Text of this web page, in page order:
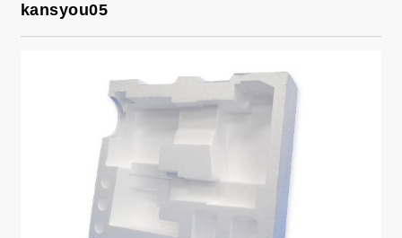
東洋コ
ルクについ
て
選ばれ
る理由
事業紹
介
発泡ス
チロールに
ついて
について
設備
オリジ
ナルオーダ
ー
製品
ブロッ
ク
断熱
材・緩衝材
建築土
発泡ポ
リプロピレ
ン
会社概
要
グルー
プ会社
社長メ
ッセージ
経営理
沿革・
歴史
お知ら
よくあ
る質問
バシーポリ
シー
お問い
合せ
kansyou05